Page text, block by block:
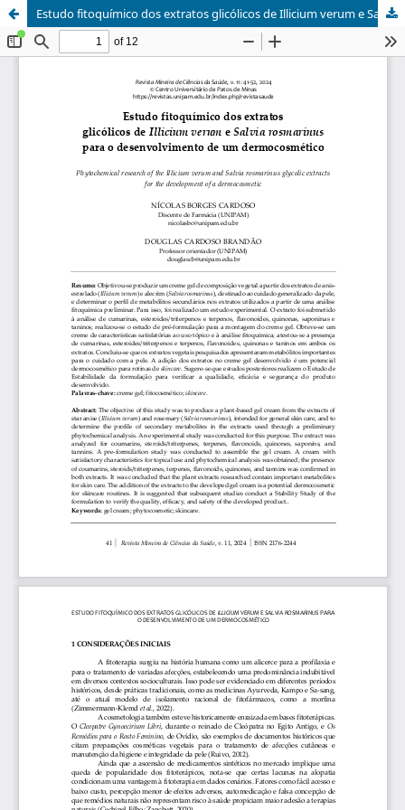
Estudo fitoquímico dos extratos glicólicos de Illicium verum e Salvia rosmarinus para o desenvolvimento de um dermocosmético